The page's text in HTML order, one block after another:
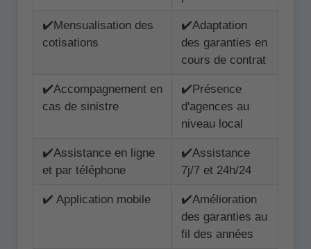
✔️Mensualisation des
cotisations
✔️Adaptation
des garanties en
cours de contrat
✔️Accompagnement en
cas de sinistre
✔️Présence
d'agences au
niveau local
✔️Assistance en ligne
et par téléphone
✔️Assistance
7j/7 et 24h/24
✔️ Application mobile
✔️Amélioration
des garanties au
fil des années